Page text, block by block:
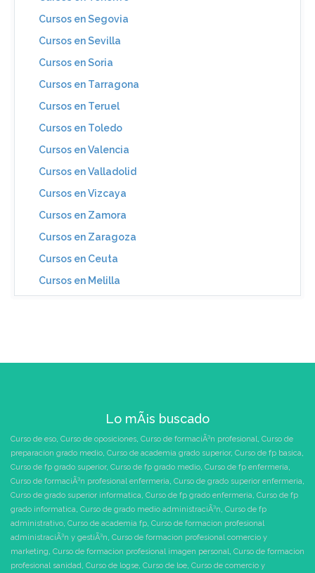
Cursos en Segovia
Cursos en Sevilla
Cursos en Soria
Cursos en Tarragona
Cursos en Teruel
Cursos en Toledo
Cursos en Valencia
Cursos en Valladolid
Cursos en Vizcaya
Cursos en Zamora
Cursos en Zaragoza
Cursos en Ceuta
Cursos en Melilla
Lo mÃ¡s buscado
Curso de eso, Curso de oposiciones, Curso de formaciÃ³n profesional, Curso de
preparacion grado medio, Curso de academia grado superior, Curso de fp basica,
Curso de fp grado superior, Curso de fp grado medio, Curso de fp enfermeria,
Curso de formaciÃ³n profesional enfermeria, Curso de grado superior enfermeria,
Curso de grado superior informatica, Curso de fp grado enfermeria, Curso de fp
grado informatica, Curso de grado medio administraciÃ³n, Curso de fp
administrativo, Curso de academia fp, Curso de formacion profesional
administraciÃ³n y gestiÃ³n, Curso de formacion profesional comercio y
marketing, Curso de formacion profesional imagen personal, Curso de formacion
profesional sanidad, Curso de logse, Curso de loe, Curso de comercio y